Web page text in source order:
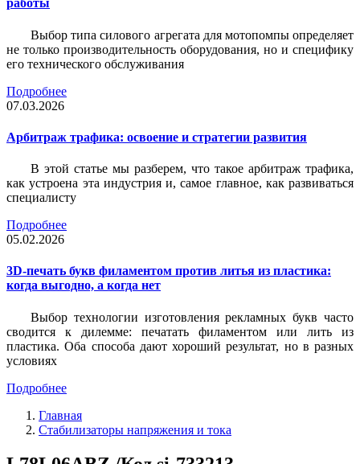
работы
Выбор типа силового агрегата для мотопомпы определяет
не только производительность оборудования, но и специфику
его технического обслуживания
Подробнее
07.03.2026
Арбитраж трафика: освоение и стратегии развития
В этой статье мы разберем, что такое арбитраж трафика,
как устроена эта индустрия и, самое главное, как развиваться
специалисту
Подробнее
05.02.2026
3D-печать букв филаментом против литья из пластика:
когда выгодно, а когда нет
Выбор технологии изготовления рекламных букв часто
сводится к дилемме: печатать филаментом или лить из
пластика. Оба способа дают хороший результат, но в разных
условиях
Подробнее
Главная
Стабилизаторы напряжения и тока